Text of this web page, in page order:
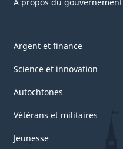
Argent et finance
Science et innovation
Autochtones
Vétérans et militaires
Jeunesse